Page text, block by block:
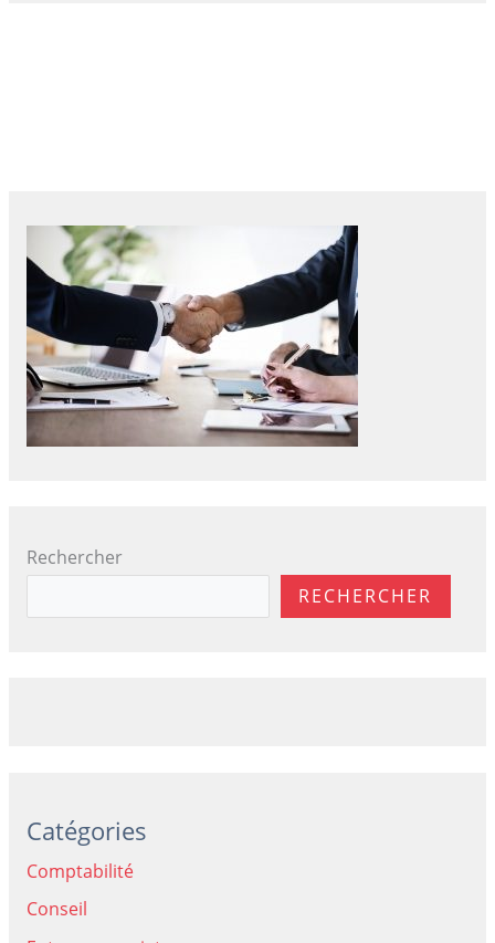
Rechercher
RECHERCHER
Catégories
Comptabilité
Conseil